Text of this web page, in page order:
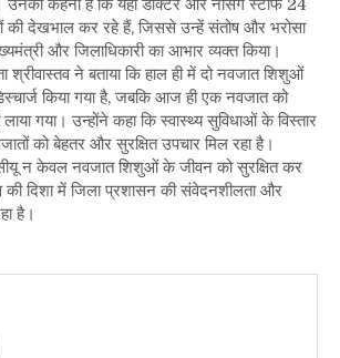
उनका कहना है कि यहां डॉक्टर और नर्सिंग स्टाफ 24
की देखभाल कर रहे हैं, जिससे उन्हें संतोष और भरोसा
और जिलाधिकारी का आभार व्यक्त किया।
श्रीवास्तव ने बताया कि हाल ही में दो नवजात शिशुओं
किया गया है, जबकि आज ही एक नवजात को
गया। उन्होंने कहा कि स्वास्थ्य सुविधाओं के विस्तार
को बेहतर और सुरक्षित उपचार मिल रहा है।
न केवल नवजात शिशुओं के जीवन को सुरक्षित कर
की दिशा में जिला प्रशासन की संवेदनशीलता और
है।